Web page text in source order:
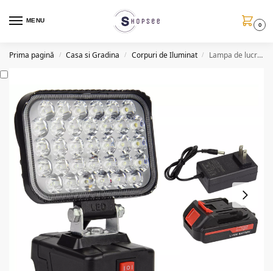
MENU
0
Prima pagină / Casa si Gradina / Corpuri de Iluminat / Lampa de lucru, baterie li-ion 48V, 57LED, 120W, rotativa